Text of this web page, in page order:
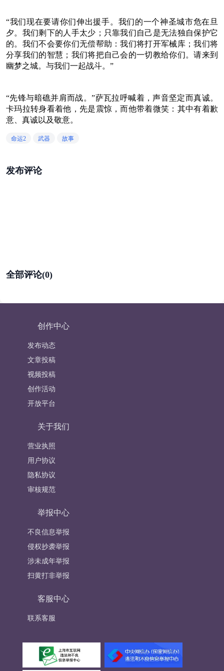
“我们现在要请你们伸出援手。我们的一个神圣城市危在旦
夕。我们剩下的人手太少；只靠我们自己是无法独自保护它
的。我们不会要你们无偿帮助：我们将打开军械库；我们将
分享我们的智慧；我们将把自己会的一切教给你们。请来到
幽梦之城。与我们一起战斗。”
“先锋与暗礁并肩而战。”萨瓦拉呼喊着，声音坚定而真诚。
卡玛拉转身看着他，先是震惊，而他带着微笑：其中有着歉
意、真诚以及敬意。
命运2 武器 故事
发布评论
全部评论(0)
创作中心
发布动态
文章投稿
视频投稿
创作活动
开放平台
关于我们
营业执照
用户协议
隐私协议
审核规范
举报中心
不良信息举报
侵权抄袭举报
涉未成年举报
扫黄打非举报
客服中心
联系客服